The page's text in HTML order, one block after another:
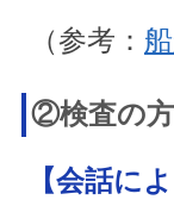
（参考：
②検査の
【会話に